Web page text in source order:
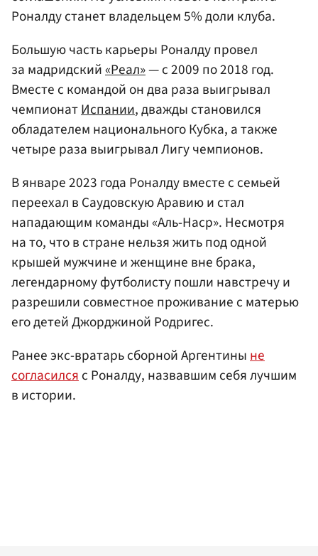
Роналду станет владельцем 5% доли клуба.
Большую часть карьеры Роналду провел
за мадридский«Реал»— с 2009 по 2018 год.
Вместе с командой он два раза выигрывал
чемпионатИспании, дважды становился
обладателем национального Кубка, а также
четыре раза выигрывал Лигу чемпионов.
В январе 2023 года Роналду вместе с семьей
переехал в Саудовскую Аравию и стал
нападающим команды «Аль-Наср». Несмотря
на то, что в стране нельзя жить под одной
крышей мужчине и женщине вне брака,
легендарному футболисту пошли навстречу и
разрешили совместное проживание с матерью
его детей Джорджиной Родригес.
Ранее экс-вратарь сборной Аргентиныне
согласилсяс Роналду, назвавшим себя лучшим
в истории.